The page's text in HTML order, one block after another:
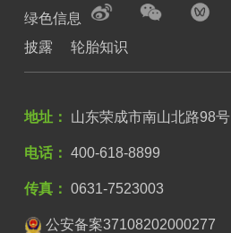
绿色信息
披露
轮胎知识
地址： 山东荣成市南山北路98号
电话： 400-618-8899
传真： 0631-7523003
公安备案37108202000277